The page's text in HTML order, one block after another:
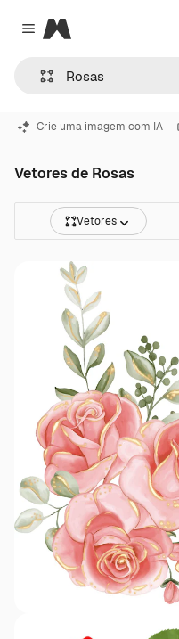
Close menu
Magnific
Crie uma imagem com IA
Vetores de Rosas
Vetores